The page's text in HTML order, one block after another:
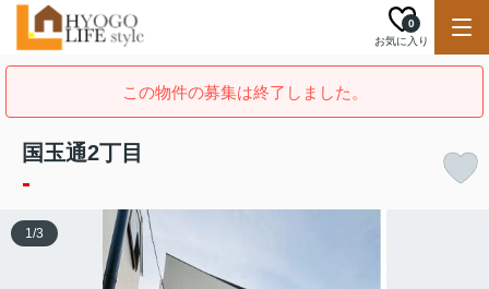
お気に入り
0
この物件の募集は終了しました。
国玉通2丁目
-
1/3